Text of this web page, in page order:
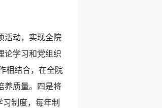
活动，实现全院
论学习和党组织
相结合，在全院
养质量。四是将
制度，每年制